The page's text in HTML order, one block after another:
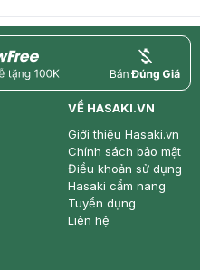
price
VỀ HASAKI.VN
Giới thiệu Hasaki.vn
Chính sách bảo mật
Điều khoản sử dụng
Hasaki cẩm nang
Tuyển dụng
Liên hệ